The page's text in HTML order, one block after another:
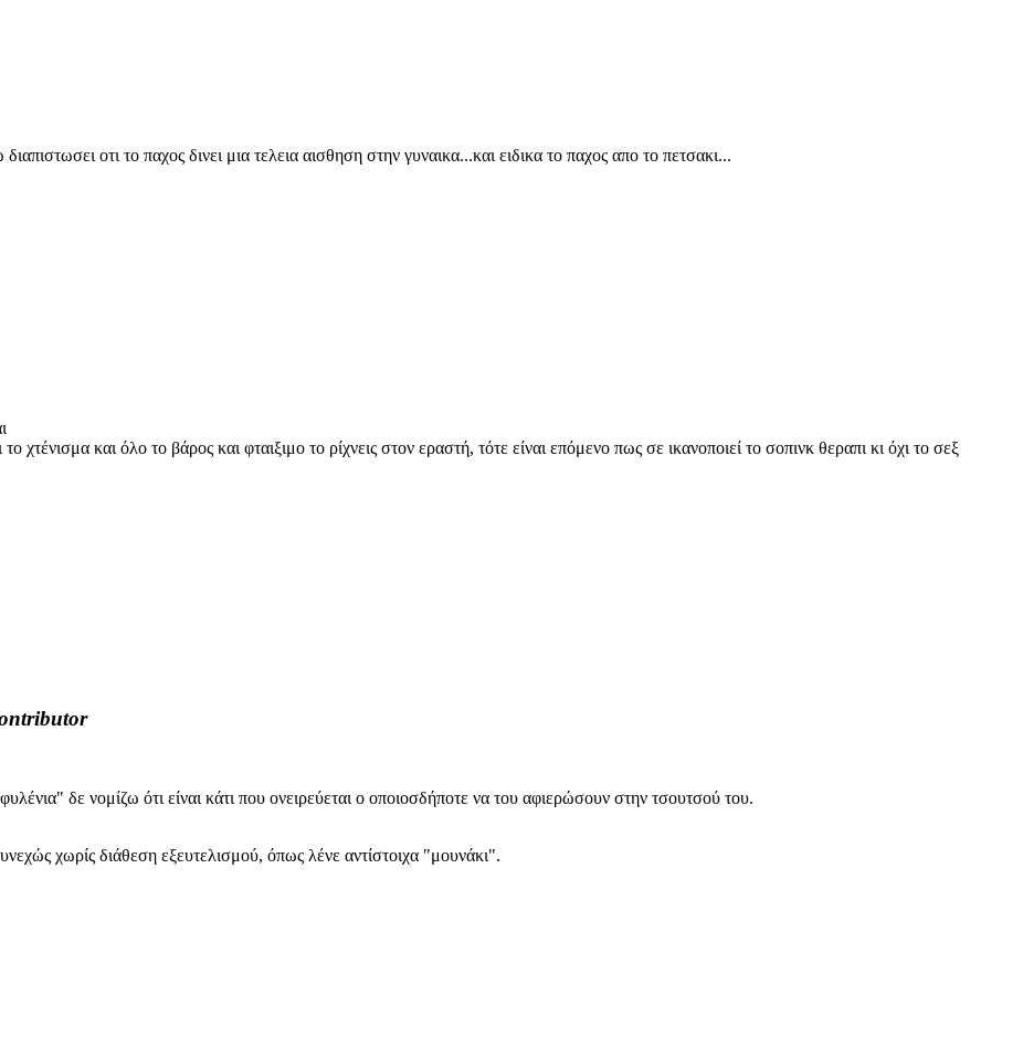
οτι το παχος δινει μια τελεια αισθηση στην γυναικα...και ειδικα το παχος απο το πετσακι...
και όλο το βάρος και φταιξιμο το ρίχνεις στον εραστή, τότε είναι επόμενο πως σε ικανοποιεί το σοπινκ θεραπι κι όχι το σεξ
δε νομίζω ότι είναι κάτι που ονειρεύεται ο οποιοσδήποτε να του αφιερώσουν στην τσουτσού του.
χωρίς διάθεση εξευτελισμού, όπως λένε αντίστοιχα "μουνάκι".